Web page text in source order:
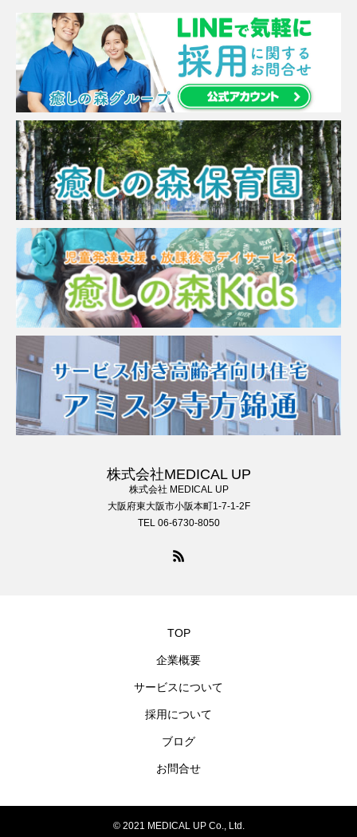
株式会社MEDICAL UP
株式会社 MEDICAL UP
大阪府東大阪市小阪本町1-7-1-2F
TEL 06-6730-8050
TOP
企業概要
サービスについて
採用について
ブログ
お問合せ
© 2021 MEDICAL UP Co., Ltd.